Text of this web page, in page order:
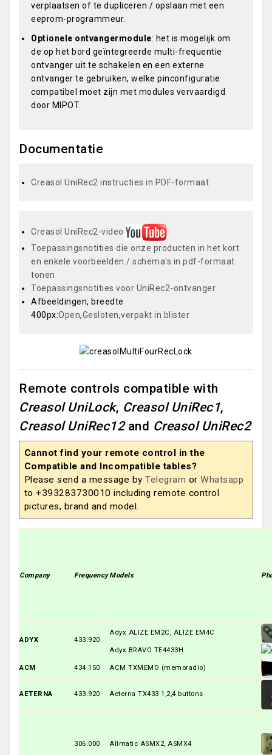
verplaatsen of te dupliceren / opslaan met een
eeprom-programmeur.
Optionele ontvangermodule: het is mogelijk om
de op het bord geïntegreerde multi-frequentie
ontvanger uit te schakelen en een externe
ontvanger te gebruiken, welke pinconfiguratie
compatibel moet zijn met modules vervaardigd
door MIPOT.
Documentatie
Creasol UniRec2 instructies in PDF-formaat
Creasol UniRec2-video
Toepassingsnotities die onze producten in het kort
en enkele voorbeelden / schema's in pdf-formaat
tonen
Toepassingsnotities voor UniRec2-ontvanger
Afbeeldingen, breedte
400px:Open,Gesloten,verpakt in blister
Remote controls compatible with
Creasol UniLock, Creasol UniRec1,
Creasol UniRec12and Creasol UniRec2
Cannot find your remote control in the
Compatible and Incompatible tables?
Please send a message byTelegram orWhatsapp
to +393283730010 including remote control
pictures, brand and model.
Company FrequencyModels
ADYX 433.920
Adyx ALIZE EM2C, ALIZE EM4C
Adyx BRAVO TE4433H
ACM 434.150 ACM TXMEMO (memoradio)
AETERNA 433.920 Aeterna TX433 1,2,4 buttons
306.000 Allmatic ASMX2, ASMX4